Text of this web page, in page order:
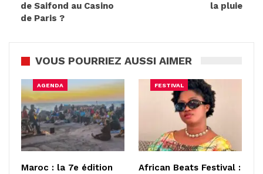
de Saifond au Casino
de Paris ?
la pluie
VOUS POURRIEZ AUSSI AIMER
AGENDA
Maroc : la 7e édition
FESTIVAL
African Beats Festival :